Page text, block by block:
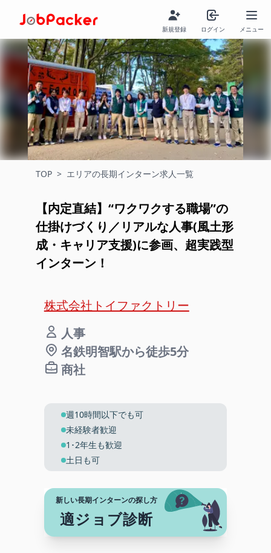
新規登録 ログイン メニュー
TOP > エリアの長期インターン求人一覧
【内定直結】“ワクワクする職場”の
仕掛けづくり／リアルな人事(風土形
成・キャリア支援)に参画、超実践型
インターン！
株式会社トイファクトリー
人事
名鉄明智駅から徒歩5分
商社
週10時間以下でも可
未経験者歓迎
1･2年生も歓迎
土日も可
新しい長期インターンの探し方
適ジョブ診断